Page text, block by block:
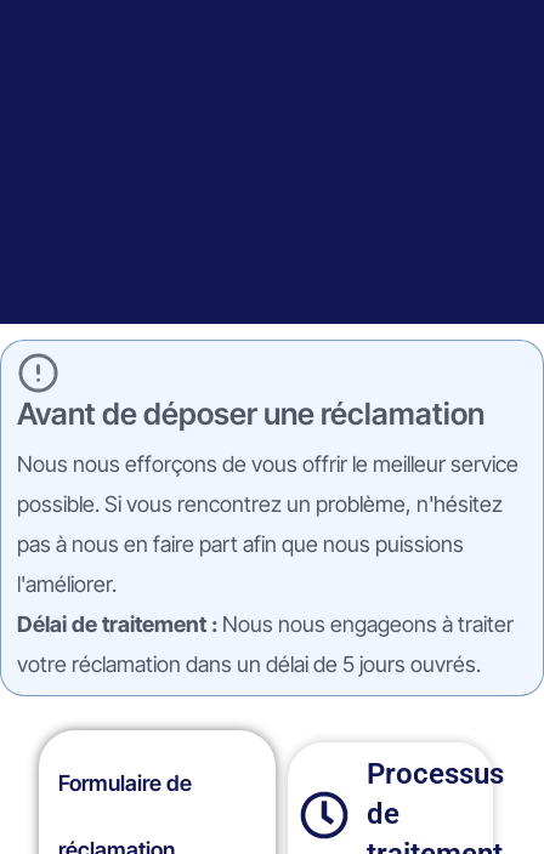
Avant de déposer une réclamation
Nous nous efforçons de vous offrir le meilleur service
possible. Si vous rencontrez un problème, n'hésitez
pas à nous en faire part afin que nous puissions
l'améliorer.
Délai de traitement : Nous nous engageons à traiter
votre réclamation dans un délai de 5 jours ouvrés.
Formulaire de
Processus
de